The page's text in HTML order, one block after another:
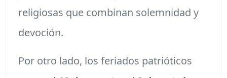
religiosas que combinan solemnidad y
devoción.
Por otro lado, los feriados patrióticos